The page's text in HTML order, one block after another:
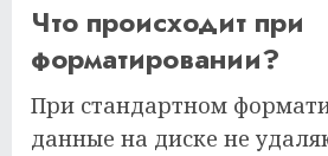
Что происходит при
форматировании?
При стандартном
данные на диске не